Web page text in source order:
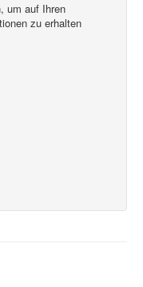
um auf Ihren
zu erhalten